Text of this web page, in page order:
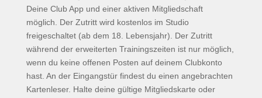
Deine Club App und einer aktiven Mitgliedschaft
möglich. Der Zutritt wird kostenlos im Studio
freigeschaltet (ab dem 18. Lebensjahr). Der Zutritt
während der erweiterten Trainingszeiten ist nur möglich,
wenn du keine offenen Posten auf deinem Clubkonto
hast. An der Eingangstür findest du einen angebrachten
Kartenleser. Halte deine gültige Mitgliedskarte oder